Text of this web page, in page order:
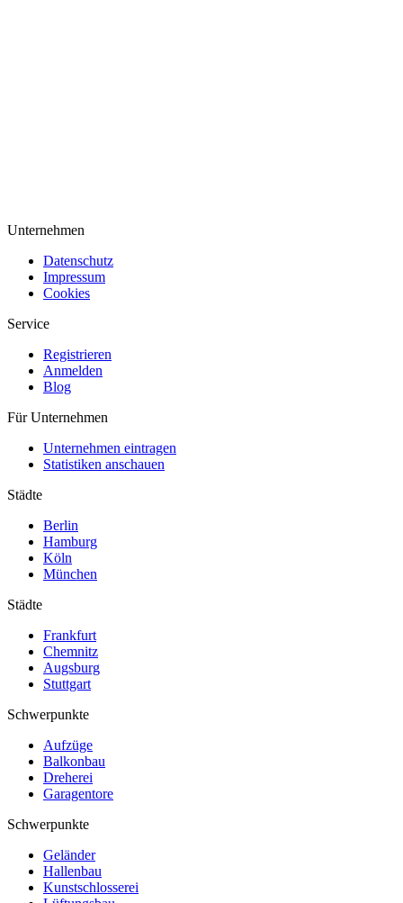
Unternehmen
Datenschutz
Impressum
Cookies
Service
Registrieren
Anmelden
Blog
Für Unternehmen
Unternehmen eintragen
Statistiken anschauen
Städte
Berlin
Hamburg
Köln
München
Städte
Frankfurt
Chemnitz
Augsburg
Stuttgart
Schwerpunkte
Aufzüge
Balkonbau
Dreherei
Garagentore
Schwerpunkte
Geländer
Hallenbau
Kunstschlosserei